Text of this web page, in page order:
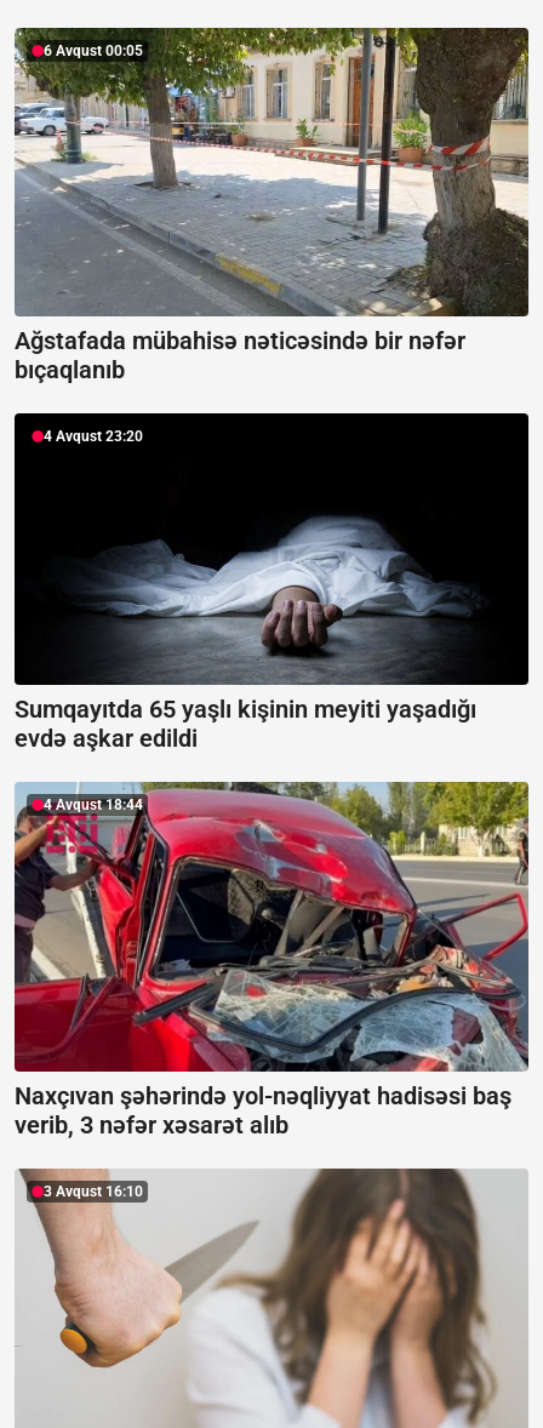
6 Avqust 00:05
Ağstafada mübahisə nəticəsində bir nəfər
bıçaqlanıb
4 Avqust 23:20
Sumqayıtda 65 yaşlı kişinin meyiti yaşadığı
evdə aşkar edildi
4 Avqust 18:44
Naxçıvan şəhərində yol-nəqliyyat hadisəsi baş
verib, 3 nəfər xəsarət alıb
3 Avqust 16:10